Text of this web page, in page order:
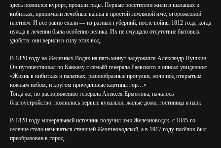
здесь появился курорт, прошли годы. Первые посетители жили в шалашах и
кибитках, принимали лечебные ванны в простой земляной яме, огороженной
плетнём. И всё равно ехали — из разных губерний, после войны 1812 года, когда
нужда в лечении была особенно велика. Их не смущало отсутствие бытовых
удобств: они верили в силу этих вод.
В 1820 году на Железных Водах на пять минут задержался Александр Пушкин.
Он путешествовал по Кавказу с семьёй генерала Раевского и описал увиденное:
«Жизнь в кибитках и палатках, разнообразные прогулки, ночи под открытым
южным небом, и кругом причудливые картины гор…»
Тогда же, по распоряжению генерала Алексея Ермолова, началось
благоустройство: появились первые купальни, жилые дома, гостиница и парк.
В 1828 году минеральный источник получил имя Железноводск, с 1845-го
селение стало называться станицей Железноводской, а в 1917 году посёлок был
преобразован в город.